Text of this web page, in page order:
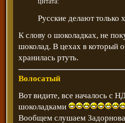
Русские делают
К слову о шоколадках, не
шоколад. В цехах в который
хранилась ртуть.
Волосатый
Вот видите, все началось с
шоколадками
Вообщем слушаем